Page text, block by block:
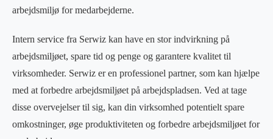
arbejdsmiljø for medarbejderne.
Intern service fra Serwiz kan have en stor indvirkning på
arbejdsmiljøet, spare tid og penge og garantere kvalitet til
virksomheder. Serwiz er en professionel partner, som kan hjælpe
med at forbedre arbejdsmiljøet på arbejdspladsen. Ved at tage
disse overvejelser til sig, kan din virksomhed potentielt spare
omkostninger, øge produktiviteten og forbedre arbejdsmiljøet for